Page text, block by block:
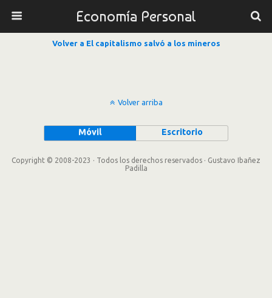
Economía Personal
Volver a El capitalismo salvó a los mineros
Volver arriba
Móvil Escritorio
Copyright © 2008-2023 · Todos los derechos reservados · Gustavo Ibañez
Padilla